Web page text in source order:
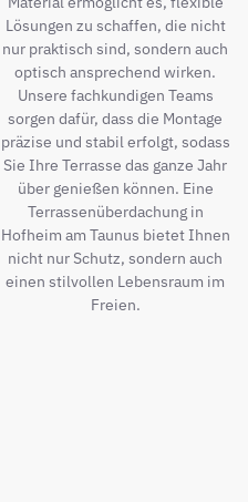
Lösungen zu schaffen, die nicht
nur praktisch sind, sondern auch
optisch ansprechend wirken.
Unsere fachkundigen Teams
sorgen dafür, dass die Montage
präzise und stabil erfolgt, sodass
Sie Ihre Terrasse das ganze Jahr
über genießen können. Eine
Terrassenüberdachung in
Hofheim am Taunus bietet Ihnen
nicht nur Schutz, sondern auch
einen stilvollen Lebensraum im
Freien.